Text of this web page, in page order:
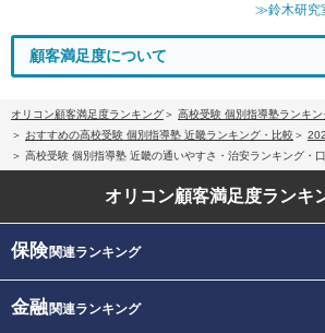
≫鈴木研究
顧客満足度について
オリコン顧客満足度ランキング
高校受験 個別指導塾ランキン
おすすめの高校受験 個別指導塾 近畿ランキング・比較
高校受験 個別指導塾 近畿の通いやすさ・治安ランキング・
オリコン顧客満足度ランキ
保険関連ランキング
金融関連ランキング